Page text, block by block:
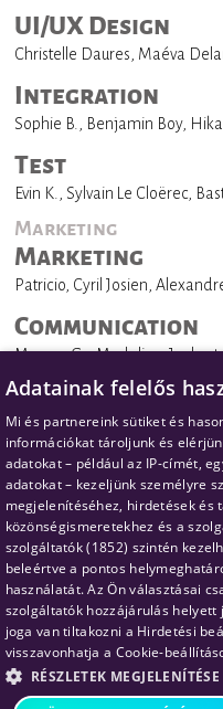
UI/UX Design
Christelle Daures, Maéva
Integration
Sophie B., Benjamin Boy,
Test
Evin K., Sylvain Le Cloërec,
Marketing
Marketing
Patricio, Cyril Josien,
Communication
Manon G., Madeline
Translation
Ana P., Anastasia C., Attila P.
L., Gisela C., Heidi L., Iuliia
Magda D., Nikolett Boros,
Szilvi Pugner-Guilbaud
Translation /
Adrienn Nádasi, Ana P.,
Portero, Camila Teixeira,
Dunoyer, Elena Briollet,
Gloria Pérez, Heidi L., Iuliia
Mattos, Lauren A., Liubov
Camargo, Marlena Przybył,
Sara Chahbaoui, Sereen
Adatainak felelős
Mi és partnereink sütiket és
információkat tároljunk és
adatokat – például az IP-címét,
adatokat – kezeljünk személyre
megjelenítéséhez, hirdetések és
közönségismeretekhez és a
szolgáltatók (1852) szintén
beleértve a pontos
használatát. Az Ön választásai
szolgáltatók hozzájárulás helyett
joga van tiltakozni a Hirdetési
visszavonhatja a Cookie-
RÉSZLETEK MEGJELENÍTÉSE